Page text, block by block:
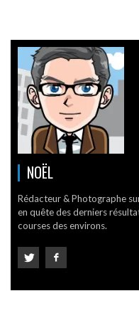
NOËL
Rédacteur & Photographe
en quête des derniers
courses des environs.